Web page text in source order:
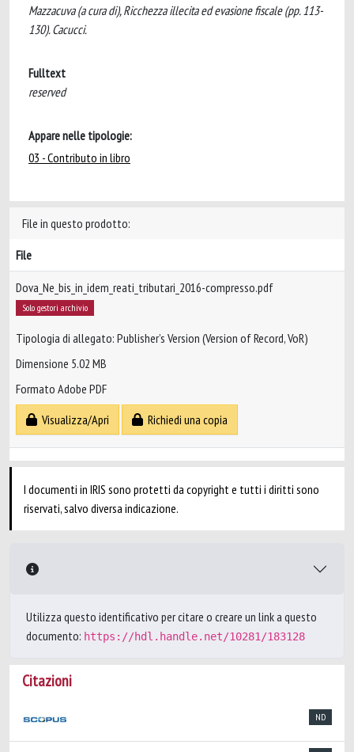
Mazzacuva (a cura di), Ricchezza illecita ed evasione fiscale (pp. 113-
130). Cacucci.
Fulltext
reserved
Appare nelle tipologie:
03 - Contributo in libro
File in questo prodotto:
File
Dova_Ne_bis_in_idem_reati_tributari_2016-compresso.pdf
Solo gestori archivio
Tipologia di allegato: Publisher’s Version (Version of Record, VoR)
Dimensione 5.02 MB
Formato Adobe PDF
Visualizza/Apri
Richiedi una copia
I documenti in IRIS sono protetti da copyright e tutti i diritti sono
riservati, salvo diversa indicazione.
Utilizza questo identificativo per citare o creare un link a questo
documento: https://hdl.handle.net/10281/183128
Citazioni
ND